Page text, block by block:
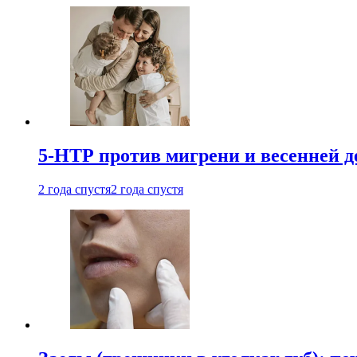
5-НТР против мигрени и весенней
2 года спустя2 года спустя